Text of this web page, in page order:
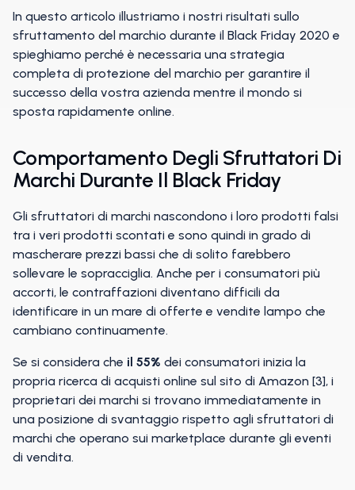
In questo articolo illustriamo i nostri risultati sullo
sfruttamento del marchio durante il Black Friday 2020 e
spieghiamo perché è necessaria una strategia
completa di protezione del marchio per garantire il
successo della vostra azienda mentre il mondo si
sposta rapidamente online.
Comportamento Degli Sfruttatori Di
Marchi Durante Il Black Friday
Gli sfruttatori di marchi nascondono i loro prodotti falsi
tra i veri prodotti scontati e sono quindi in grado di
mascherare prezzi bassi che di solito farebbero
sollevare le sopracciglia. Anche per i consumatori più
accorti, le contraffazioni diventano difficili da
identificare in un mare di offerte e vendite lampo che
cambiano continuamente.
Se si considera che il 55% dei consumatori inizia la
propria ricerca di acquisti online sul sito di Amazon [3], i
proprietari dei marchi si trovano immediatamente in
una posizione di svantaggio rispetto agli sfruttatori di
marchi che operano sui marketplace durante gli eventi
di vendita.